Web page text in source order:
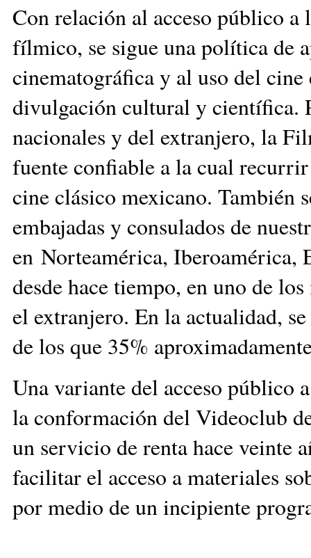
Con relación al acceso público a
fílmico, se sigue una política de
cinematográfica y al uso del
divulgación cultural y científica.
nacionales y del extranjero, la
fuente confiable a la cual
cine clásico mexicano. También
embajadas y consulados de
en Norteamérica, Iberoamérica,
desde hace tiempo, en uno de
el extranjero. En la actualidad,
de los que 35%
Una variante del acceso público
la conformación del Videoclub
un servicio de renta hace veinte
facilitar el acceso a materiales
por medio de un incipiente